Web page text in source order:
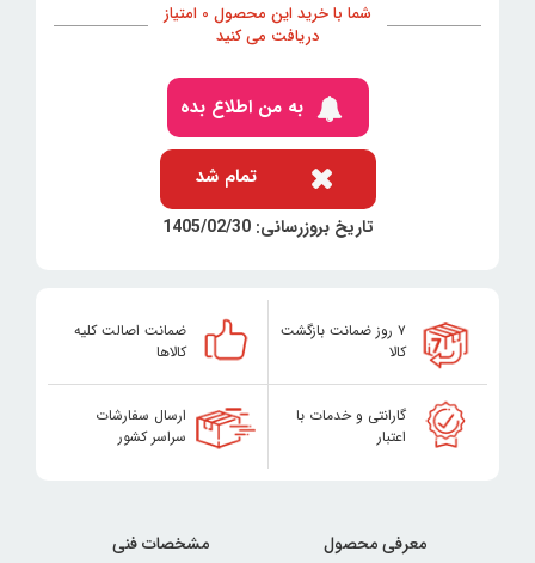
شما با خرید این محصول 0 امتیاز
دریافت می کنید
به من اطلاع بده
تمام شد
تاریخ بروزرسانی: 1405/02/30
۷ روز ضمانت بازگشت
کالا
ضمانت اصالت کلیه
کالاها
گارانتی و خدمات با
اعتبار
ارسال سفارشات
سراسر کشور
معرفی محصول مشخصات فنی